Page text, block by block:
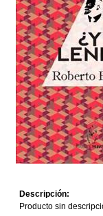
Descripción:
Producto sin